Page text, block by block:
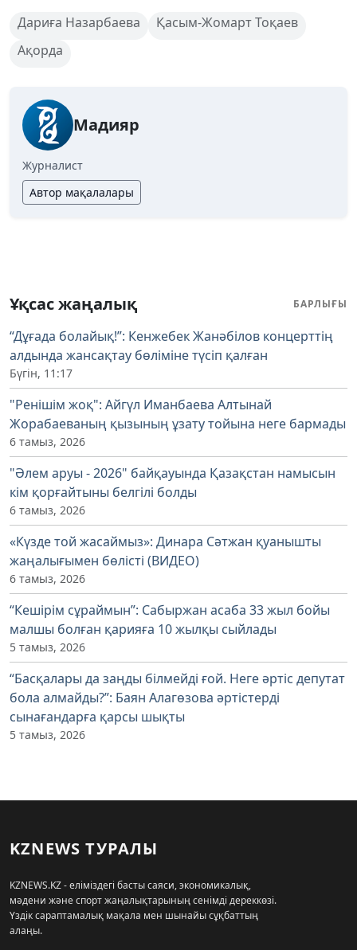
Дариға Назарбаева
Қасым-Жомарт Тоқаев
Ақорда
Мадияр
Журналист
Автор мақалалары
Ұқсас жаңалық БАРЛЫҒЫ
“Дұғада болайық!”: Кенжебек Жанәбілов концерттің
алдында жансақтау бөліміне түсіп қалған
Бүгін, 11:17
"Ренішім жоқ": Айгүл Иманбаева Алтынай
Жорабаеваның қызының ұзату тойына неге бармады
6 тамыз, 2026
"Әлем аруы - 2026" байқауында Қазақстан намысын
кім қорғайтыны белгілі болды
6 тамыз, 2026
«Күзде той жасаймыз»: Динара Сәтжан қуанышты
жаңалығымен бөлісті (ВИДЕО)
6 тамыз, 2026
“Кешірім сұраймын”: Сабыржан асаба 33 жыл бойы
малшы болған қарияға 10 жылқы сыйлады
5 тамыз, 2026
“Басқалары да заңды білмейді ғой. Неге әртіс депутат
бола алмайды?”: Баян Алагөзова әртістерді
сынағандарға қарсы шықты
5 тамыз, 2026
KZNEWS ТУРАЛЫ
KZNEWS.KZ - еліміздегі басты саяси, экономикалық,
мәдени және спорт жаңалықтарының сенімді дереккөзі.
Үздік сараптамалық мақала мен шынайы сұқбаттың
алаңы.